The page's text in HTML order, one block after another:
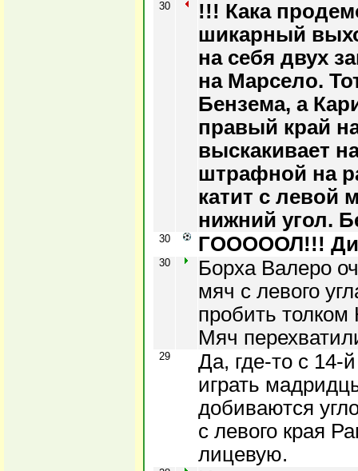
30
!!! Кака
шикарный
на себя двух
на Марсело.
Бензема, а
правый край
выскакивает
штрафной на
катит с левой
нижний угол.
30 ГОООООЛ!!! Ди
30
Борха Валеро
мяч с левого
пробить толком
Мяч
29
Да, где-то с 14-
играть
добиваются
с левого края
лицевую.